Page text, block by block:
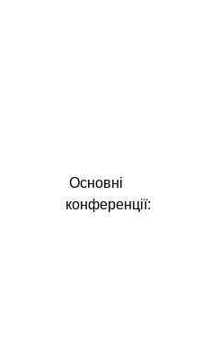
Основні
конференції: